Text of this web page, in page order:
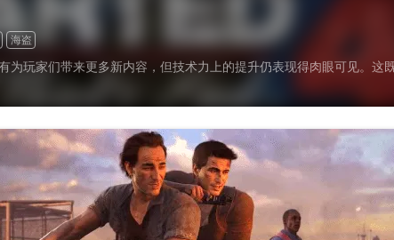
海盗
为玩家们带来更多新内容，但技术力上的提升仍表现得肉眼可见。